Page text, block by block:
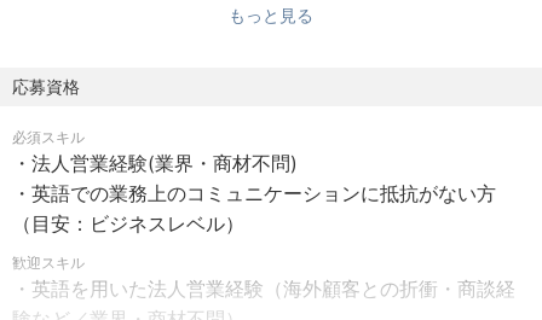
・現地法人や販売代理店への提案・営業活動
・顧客情報の管理
・社内外の関係者との調整
・顧客の声をもとにしたプロダクト改善へのフィードバッ
・輸出に関わる各種調整業務
※海外パートナーとのやり取り（英語でのオンライン会議・
間に特別休暇あり）
・産前産後休暇などの法定休暇
《勤務時間》
フレックスタイム制（コアタイムなし/1日の標準労働時
間8時間）
※フレキシブルタイム（7:30-21:00）
もっと見る
応募資格
必須スキル
・法人営業経験(業界・商材不問)
・英語での業務上のコミュニケーションに抵抗がない方
（目安：ビジネスレベル）
歓迎スキル
・英語を用いた法人営業経験（海外顧客との折衝・商談経